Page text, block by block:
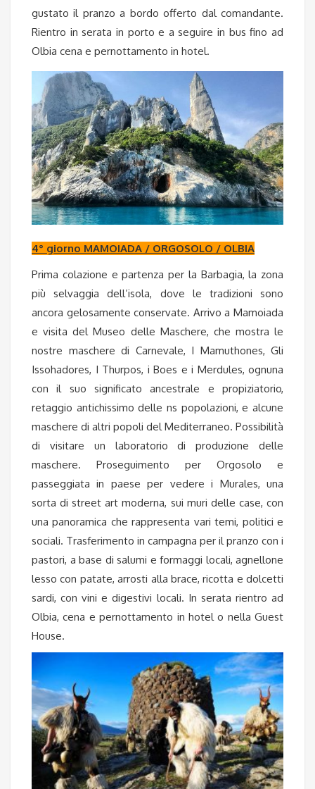
gustato il pranzo a bordo offerto dal comandante.
Rientro in serata in porto e a seguire in bus fino ad
Olbia cena e pernottamento in hotel.
4° giorno MAMOIADA / ORGOSOLO / OLBIA
Prima colazione e partenza per la Barbagia, la zona
più selvaggia dell’isola, dove le tradizioni sono
ancora gelosamente conservate. Arrivo a Mamoiada
e visita del Museo delle Maschere, che mostra le
nostre maschere di Carnevale, I Mamuthones, Gli
Issohadores, I Thurpos, i Boes e i Merdules, ognuna
con il suo significato ancestrale e propiziatorio,
retaggio antichissimo delle ns popolazioni, e alcune
maschere di altri popoli del Mediterraneo. Possibilità
di visitare un laboratorio di produzione delle
maschere. Proseguimento per Orgosolo e
passeggiata in paese per vedere i Murales, una
sorta di street art moderna, sui muri delle case, con
una panoramica che rappresenta vari temi, politici e
sociali. Trasferimento in campagna per il pranzo con i
pastori, a base di salumi e formaggi locali, agnellone
lesso con patate, arrosti alla brace, ricotta e dolcetti
sardi, con vini e digestivi locali. In serata rientro ad
Olbia, cena e pernottamento in hotel o nella Guest
House.